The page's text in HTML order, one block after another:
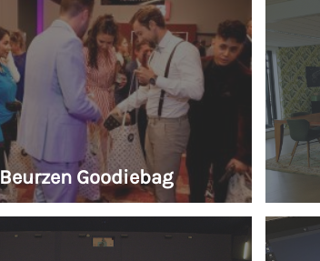
Beurzen Goodiebag